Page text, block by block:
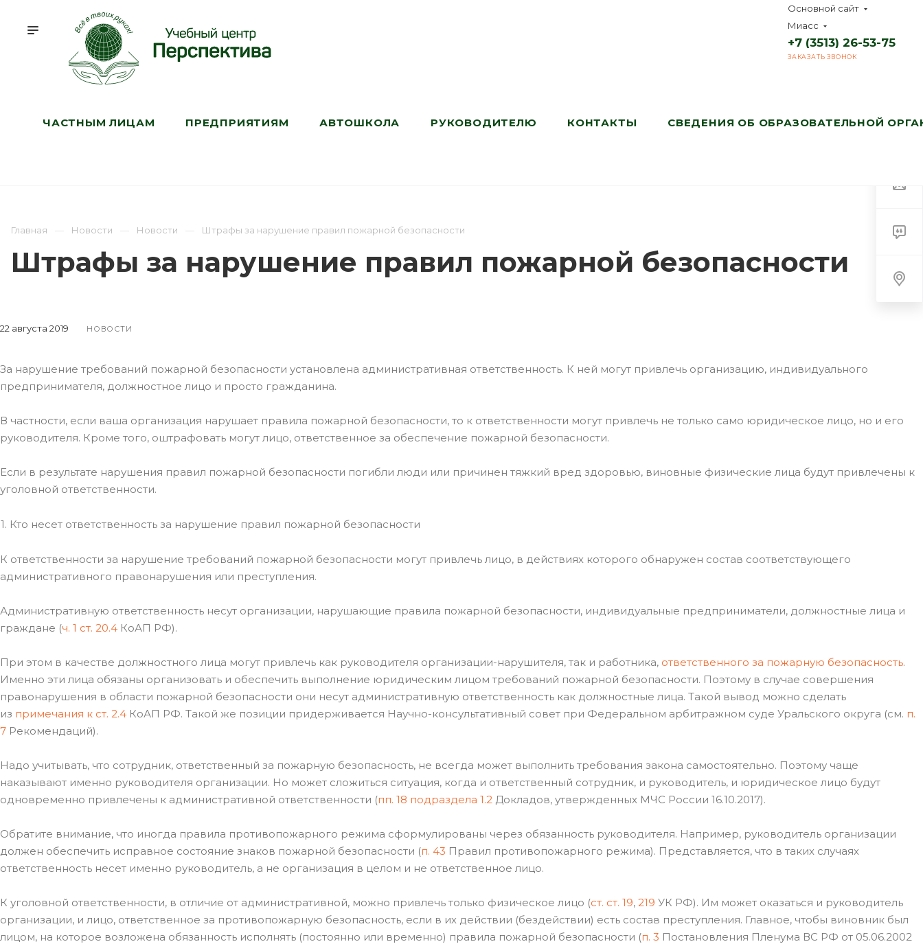
Основной сайт
Миасс
+7 (3513) 26-53-75
ЗАКАЗАТЬ ЗВОНОК
ЧАСТНЫМ ЛИЦАМ ПРЕДПРИЯТИЯМ АВТОШКОЛА РУКОВОДИТЕЛЮ КОНТАКТЫ СВЕДЕНИЯ ОБ ОБРАЗОВАТЕЛЬНОЙ
Главная Новости Новости Штрафы за нарушение правил пожарной безопасности
Штрафы за нарушение правил пожарной безопасности
22 августа 2019 НОВОСТИ
За нарушение требований пожарной безопасности установлена административная ответственность. К ней могут привлечь организацию, индивидуального
предпринимателя, должностное лицо и просто гражданина.
В частности, если ваша организация нарушает правила пожарной безопасности, то к ответственности могут привлечь не только само юридическое лицо, но и его
руководителя. Кроме того, оштрафовать могут лицо, ответственное за обеспечение пожарной безопасности.
Если в результате нарушения правил пожарной безопасности погибли люди или причинен тяжкий вред здоровью, виновные физические лица будут привлечены к
уголовной ответственности.
1. Кто несет ответственность за нарушение правил пожарной безопасности
К ответственности за нарушение требований пожарной безопасности могут привлечь лицо, в действиях которого обнаружен состав соответствующего
административного правонарушения или преступления.
Административную ответственность несут организации, нарушающие правила пожарной безопасности, индивидуальные предприниматели, должностные лица и
граждане (ч. 1 ст. 20.4 КоАП РФ).
При этом в качестве должностного лица могут привлечь как руководителя организации-нарушителя, так и работника, ответственного за пожарную безопасность.
Именно эти лица обязаны организовать и обеспечить выполнение юридическим лицом требований пожарной безопасности. Поэтому в случае совершения
правонарушения в области пожарной безопасности они несут административную ответственность как должностные лица. Такой вывод можно сделать
из примечания к ст. 2.4 КоАП РФ. Такой же позиции придерживается Научно-консультативный совет при Федеральном арбитражном суде Уральского округа (см. п.
7 Рекомендаций).
Надо учитывать, что сотрудник, ответственный за пожарную безопасность, не всегда может выполнить требования закона самостоятельно. Поэтому чаще
наказывают именно руководителя организации. Но может сложиться ситуация, когда и ответственный сотрудник, и руководитель, и юридическое лицо будут
одновременно привлечены к административной ответственности (пп. 18 подраздела 1.2 Докладов, утвержденных МЧС России 16.10.2017).
Обратите внимание, что иногда правила противопожарного режима сформулированы через обязанность руководителя. Например, руководитель организации
должен обеспечить исправное состояние знаков пожарной безопасности (п. 43 Правил противопожарного режима). Представляется, что в таких случаях
ответственность несет именно руководитель, а не организация в целом и не ответственное лицо.
К уголовной ответственности, в отличие от административной, можно привлечь только физическое лицо (ст. ст. 19, 219 УК РФ). Им может оказаться и руководитель
организации, и лицо, ответственное за противопожарную безопасность, если в их действии (бездействии) есть состав преступления. Главное, чтобы виновник был
лицом, на которое возложена обязанность исполнять (постоянно или временно) правила пожарной безопасности (п. 3 Постановления Пленума ВС РФ от 05.06.2002